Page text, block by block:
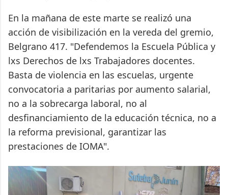
En la mañana de este marte se realizó una
acción de visibilización en la vereda del gremio,
Belgrano 417. "Defendemos la Escuela Pública y
lxs Derechos de lxs Trabajadores docentes.
Basta de violencia en las escuelas, urgente
convocatoria a paritarias por aumento salarial,
no a la sobrecarga laboral, no al
desfinanciamiento de la educación técnica, no a
la reforma previsional, garantizar las
prestaciones de IOMA".